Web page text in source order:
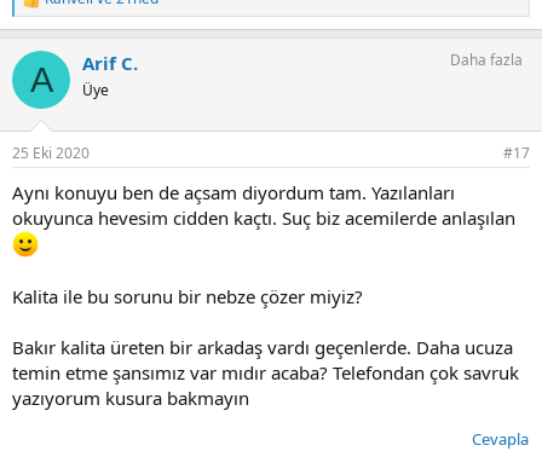
T
e
k
l
:
A Arif C.
Üye
Daha fazla
25 Eki 2020 #17
Aynı konuyu ben de açsam diyordum tam. Yazılanları
okuyunca hevesim cidden kaçtı. Suç biz acemilerde anlaşılan
Kalita ile bu sorunu bir nebze çözer miyiz?
Bakır kalita üreten bir arkadaş vardı geçenlerde. Daha ucuza
temin etme şansımız var mıdır acaba? Telefondan çok savruk
yazıyorum kusura bakmayın
Cevapla